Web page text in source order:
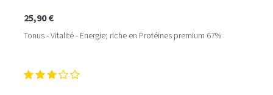
25,90 €
Tonus - Vitalité - Energie; riche en Protéines premium 67%